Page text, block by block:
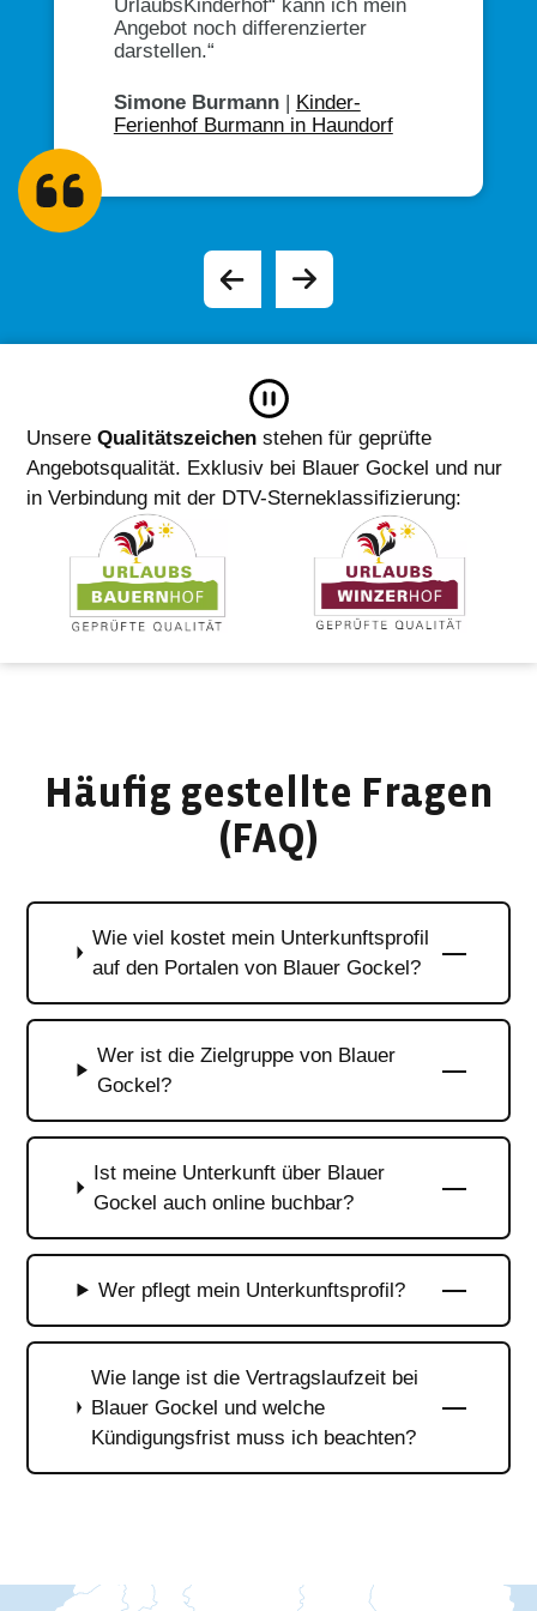
UrlaubsKinderhof“ kann ich mein
Angebot noch differenzierter
darstellen.“
Simone Burmann| Kinder-
Ferienhof Burmann in Haundorf
Weiterbildung angeboten.“
Johanna Willberger
Schmelcher in Ostbayern
bekommt Impulse und entwickelt
sich ständig weiter. “
im Allgäu
Franziska Schedl |Gowerlhof in
der Oberpfalz
Barbara Obermaier|Hof
Rossruck in Oberbayern
UnsereQualitätszeichen stehen für geprüfte
Angebotsqualität. Exklusiv bei Blauer Gockel und nur
in Verbindung mit der DTV-Sterneklassifizierung:
Häufig gestellte Fragen
(FAQ)
Wie viel kostet mein Unterkunftsprofil
auf den Portalen von Blauer Gockel?
Wer ist die Zielgruppe von Blauer
Gockel?
Ist meine Unterkunft über Blauer
Gockel auch online buchbar?
Wer pflegt mein Unterkunftsprofil?
Wie lange ist die Vertragslaufzeit bei
Blauer Gockel und welche
Kündigungsfrist muss ich beachten?